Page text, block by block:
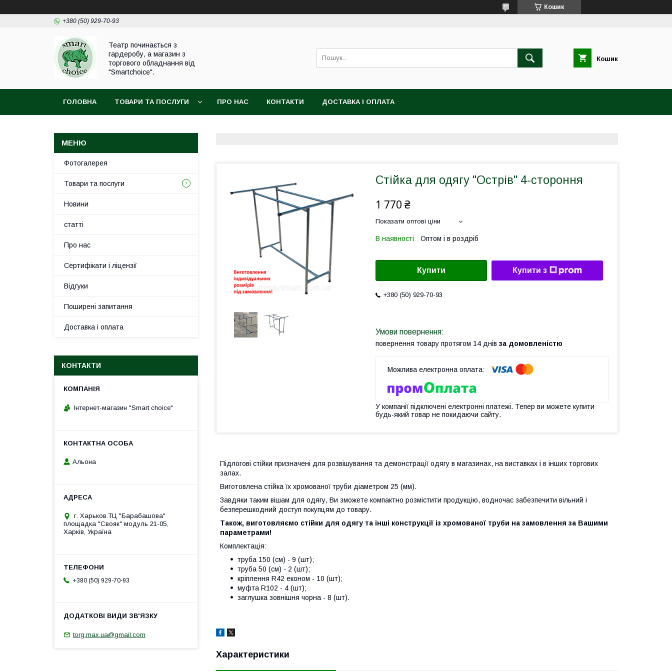
Кошик
+380 (50) 929-70-93
Театр починається з
гардеробу, а магазин з
торгового обладнання від
"Smartchoice".
Кошик
ГОЛОВНА ТОВАРИ ТА ПОСЛУГИ ПРО НАС КОНТАКТИ ДОСТАВКА І ОПЛАТА
Стійка для одягу "Острів" 4-стороння
1 770 ₴
Показати оптові ціни
В наявності Оптом і в роздріб
Купити Купити з
+380 (50) 929-70-93
повернення товару протягом 14 днів за домовленістю
У компанії підключені електронні платежі. Тепер ви можете купити
будь-який товар не покидаючи сайту.
Підлогові стійки призначені для розвішування та демонстрації одягу в магазинах, на виставках і в інших торгових
залах.
Виготовлена стійка їх хромованої труби діаметром 25 (мм).
Завдяки таким вішам для одягу, Ви зможете компактно розмістити продукцію, водночас забезпечити вільний і
безперешкодний доступ покупцям до товару.
Також, виготовляємо стійки для одягу та інші конструкції із хромованої труби на замовлення за Вашими
параметрами!
Комплектація:
труба 150 (см) - 9 (шт);
труба 50 (см) - 2 (шт);
кріплення R42 економ - 10 (шт);
муфта R102 - 4 (шт);
заглушка зовнішня чорна - 8 (шт).
Характеристики
Фотогалерея
Товари та послуги
Новини
статті
Про нас
Сертифікати і ліцензії
Відгуки
Поширені запитання
Доставка і оплата
КОНТАКТИ
Інтернет-магазин "Smart choice"
Альона
г. Харьков.ТЦ "Барабашова"
площадка "Свояк" модуль 21-05,
Харків, Україна
+380 (50) 929-70-93
torg.max.ua@gmail.com